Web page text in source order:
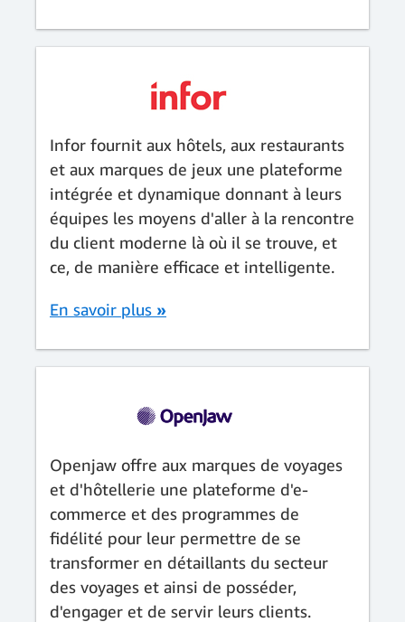
Infor fournit aux hôtels, aux restaurants
et aux marques de jeux une plateforme
intégrée et dynamique donnant à leurs
équipes les moyens d'aller à la rencontre
du client moderne là où il se trouve, et
ce, de manière efficace et intelligente.
En savoir plus »
Openjaw offre aux marques de voyages
et d'hôtellerie une plateforme d'e-
commerce et des programmes de
fidélité pour leur permettre de se
transformer en détaillants du secteur
des voyages et ainsi de posséder,
d'engager et de servir leurs clients.